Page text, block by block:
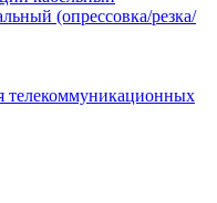
(опрессовка/резка/
телекоммуникационных